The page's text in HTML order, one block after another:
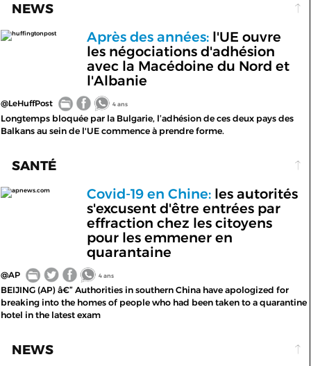
NEWS
huffingtonpost Après des années:l'UE ouvre
les négociations d'adhésion
avec la Macédoine du Nord et
l'Albanie
@LeHuffPost 4 ans
Longtemps bloquée par la Bulgarie, l’adhésion de ces deux pays des
Balkans au sein de l'UE commence à prendre forme.
SANTÉ
apnews.com Covid-19 en Chine:les autorités
s'excusent d'être entrées par
effraction chez les citoyens
pour les emmener en
quarantaine
@AP 4 ans
BEIJING (AP) â€” Authorities in southern China have apologized for
breaking into the homes of people who had been taken to a quarantine
hotel in the latest exam
NEWS